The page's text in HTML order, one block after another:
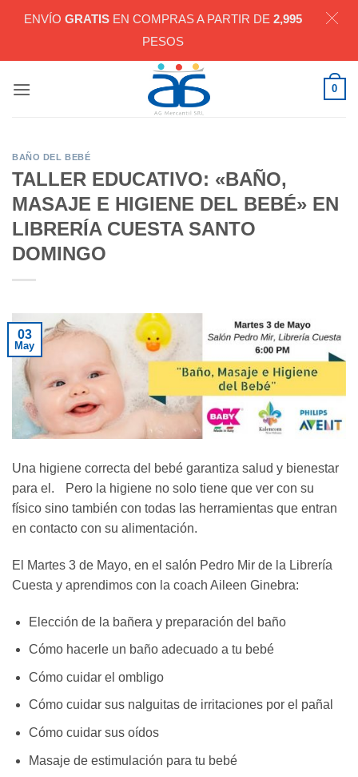
0
BAÑO DEL BEBÉ
TALLER EDUCATIVO: «BAÑO,
MASAJE E HIGIENE DEL BEBÉ» EN
LIBRERÍA CUESTA SANTO
DOMINGO
03
May
Una higiene correcta del bebé garantiza salud y bienestar
para el. Pero la higiene no solo tiene que ver con su
físico sino también con todas las herramientas que entran
en contacto con su alimentación.
El Martes 3 de Mayo, en el salón Pedro Mir de la Librería
Cuesta y aprendimos con la coach Aileen Ginebra:
Elección de la bañera y preparación del baño
Cómo hacerle un baño adecuado a tu bebé
Cómo cuidar el ombligo
Cómo cuidar sus nalguitas de irritaciones por el pañal
Cómo cuidar sus oídos
Masaje de estimulación para tu bebé
ENVÍO GRATIS EN COMPRAS A PARTIR DE 2,995
PESOS